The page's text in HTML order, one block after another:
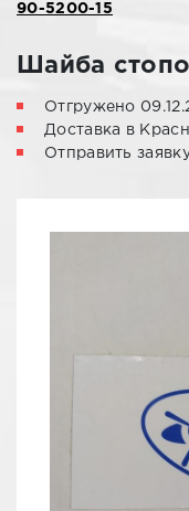
90-5200-15
Шайба
Отгружено
Доставка в
Отправить